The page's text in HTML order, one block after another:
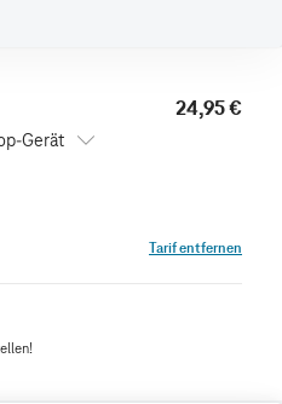
Gerät
24,95 €
Tarif entfernen